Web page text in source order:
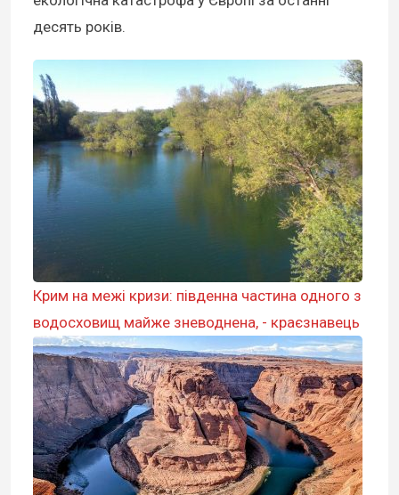
десять років.
Крим на межі кризи: південна частина одного з
водосховищ майже зневоднена, - краєзнавець